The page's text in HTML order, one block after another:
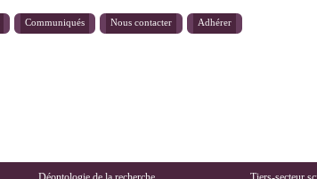
Communiqués Nous contacter Adhérer